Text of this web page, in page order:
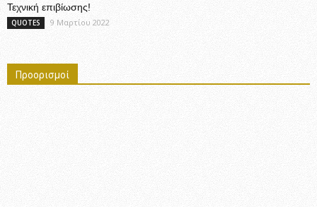
Τεχνική επιβίωσης!
QUOTES 9 Μαρτίου 2022
Προορισμοί